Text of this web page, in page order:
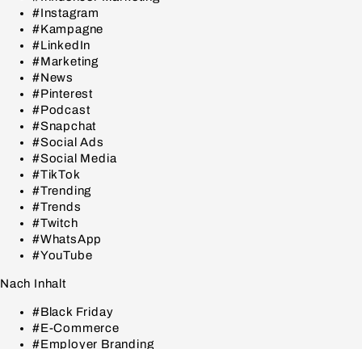
#Instagram
#Kampagne
#LinkedIn
#Marketing
#News
#Pinterest
#Podcast
#Snapchat
#Social Ads
#Social Media
#TikTok
#Trending
#Trends
#Twitch
#WhatsApp
#YouTube
Nach Inhalt
#Black Friday
#E-Commerce
#Employer Branding